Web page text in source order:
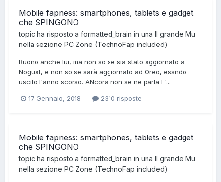
Mobile fapness: smartphones, tablets e gadget
che SPINGONO
topic ha risposto a formatted_brain in una Il grande Mu
nella sezione PC Zone (TechnoFap included)
Buono anche lui, ma non so se sia stato aggiornato a
Noguat, e non so se sarà aggiornato ad Oreo, essndo
uscito l'anno scorso. ANcora non se ne parla E'...
17 Gennaio, 2018 2310 risposte
Mobile fapness: smartphones, tablets e gadget
che SPINGONO
topic ha risposto a formatted_brain in una Il grande Mu
nella sezione PC Zone (TechnoFap included)